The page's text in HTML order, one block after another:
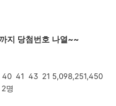
지 당첨번호 나열~~
41 43 21 5,098,251,450
명